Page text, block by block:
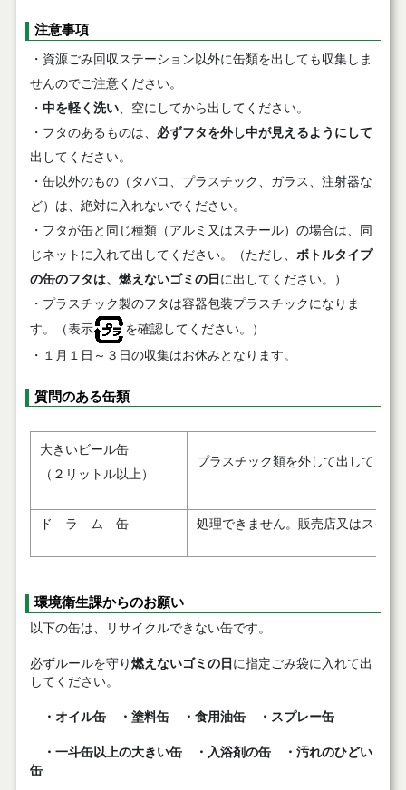
注意事項
・資源ごみ回収ステーション以外に缶類を出しても収集しま
せんのでご注意ください。
・ 中を軽く洗い、空にしてから出してください。
・フタのあるものは、 必ずフタを外し中が見えるようにして
出してください。
・缶以外のもの（タバコ、プラスチック、ガラス、注射器な
ど）は、絶対に入れないでください。
・フタが缶と同じ種類（アルミ又はスチール）の場合は、同
じネットに入れて出してください。（ただし、 ボトルタイプ
の缶のフタは、燃えないゴミの日 に出してください。）
・プラスチック製のフタは容器包装プラスチックになりま
す。（表示
を確認してください。）
・１月１日～３日の収集はお休みとなります。
質問のある缶類
大きいビール缶
（２リットル以上）
プラスチック類を外して出してくだ
ド ラ ム 缶 処理できません。販売店又はスクラ
環境衛生課からのお願い
以下の缶は、リサイクルできない缶です。
必ずルールを守り 燃えないゴミの日 に指定ごみ袋に入れて出
してください。
・オイル缶 ・塗料缶 ・食用油缶 ・スプレー缶
・一斗缶以上の大きい缶 ・入浴剤の缶 ・汚れのひどい
缶